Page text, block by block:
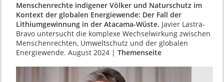
Menschenrechte indigener Völker und Natur­schutz im
Kontext der globalen Energiewende: Der Fall der
Lithiumgewinnung in der Ataca­ma-Wüste. Javier Lastra-
Bravo untersucht die komplexe Wechselwirkung zwischen
Menschen­rechten, Umweltschutz und der globalen
Energiewende. August 2024 | Themenseite